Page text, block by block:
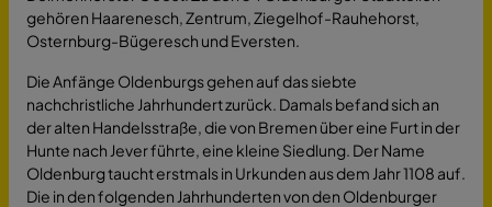
gehören Haarenesch, Zentrum, Ziegelhof-Rauhehorst,
Osternburg-Bügeresch und Eversten.
Die Anfänge Oldenburgs gehen auf das siebte
nachchristliche Jahrhundert zurück. Damals befand sich an
der alten Handelsstraße, die von Bremen über eine Furt in der
Hunte nach Jever führte, eine kleine Siedlung. Der Name
Oldenburg taucht erstmals in Urkunden aus dem Jahr 1108 auf.
Die in den folgenden Jahrhunderten von den Oldenburger